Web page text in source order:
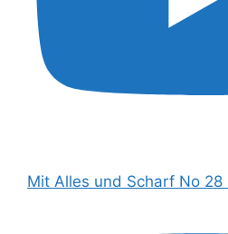
Mit Alles und Scharf No 28